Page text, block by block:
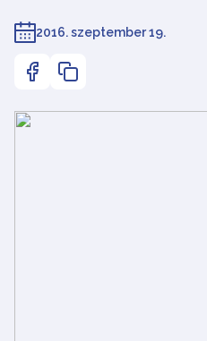
2016. szeptember 19.